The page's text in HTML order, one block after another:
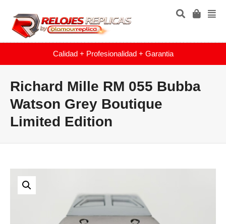
Calidad + Profesionalidad + Garantia
Richard Mille RM 055 Bubba
Watson Grey Boutique
Limited Edition